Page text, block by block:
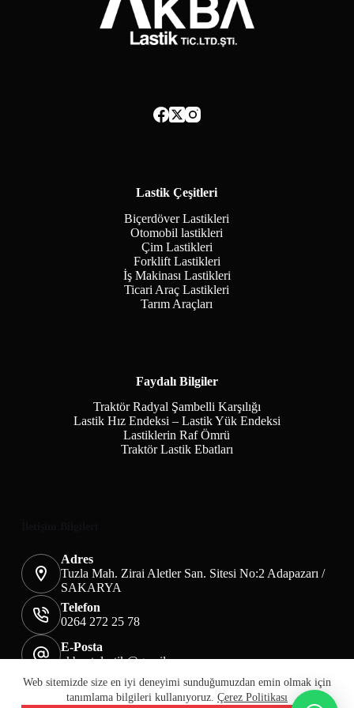
Web sitemizde size en iyi deneyimi sunduğumuzdan emin olmak için
tanımlama bilgileri kullanıyoruz. Çerez Politikası
Lastik Çeşitleri
Biçerdöver Lastikleri
Otomobil lastikleri
Çim Lastikleri
Forklift Lastikleri
İş Makinası Lastikleri
Ticari Araç Lastikleri
Tarım Araçları
Faydalı Bilgiler
Traktör Radyal Şambelli Karşılığı
Lastik Hız Endeksi – Lastik Yük Endeksi
Lastiklerin Raf Ömrü
Traktör Lastik Ebatları
Adres
Tuzla Mah. Zirai Aletler San. Sitesi No:2 Adapazarı /
SAKARYA
Telefon
0264 272 25 78
E-Posta
akbaotolastik@gmail.com
Mesafeli Satış Sözleşmesi
Teslimat&İade
Üyelik KVKK Sayfası
Çerez Politikası